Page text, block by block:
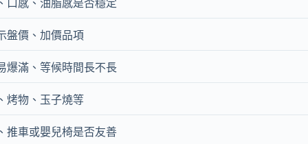
口感、油脂感是否穩定
盤價、加價品項
爆滿、等候時間長不長
烤物、玉子燒等
推車或嬰兒椅是否友善